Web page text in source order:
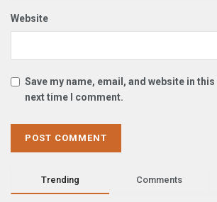
Website
Save my name, email, and website in
next time I comment.
Trending Comments